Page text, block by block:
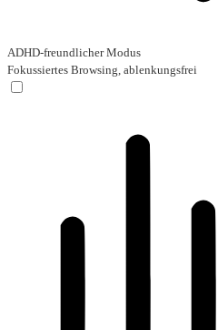
ADHD-freundlicher Modus
Fokussiertes Browsing, ablenkungsfrei